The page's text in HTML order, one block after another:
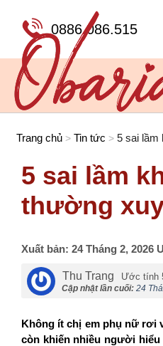
dung
0886.086.515
Trang chủ > Tin tức > 5 sai lầm
5 sai lầm
thường
Xuất bản: 24 Tháng 2, 2026
Thu Trang
Cập nhật lần cuối: 24
Ước tính
Không ít chị em phụ nữ rơi
còn khiến nhiều người